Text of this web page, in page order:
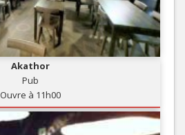
Akathor
Pub
Ouvre à 11h00